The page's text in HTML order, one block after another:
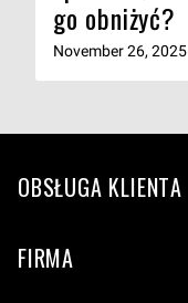
go obniżyć?
November 26, 2025
OBSŁUGA KLIENTA
FIRMA